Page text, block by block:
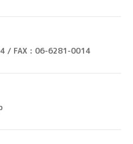
/ FAX : 06-6281-0014